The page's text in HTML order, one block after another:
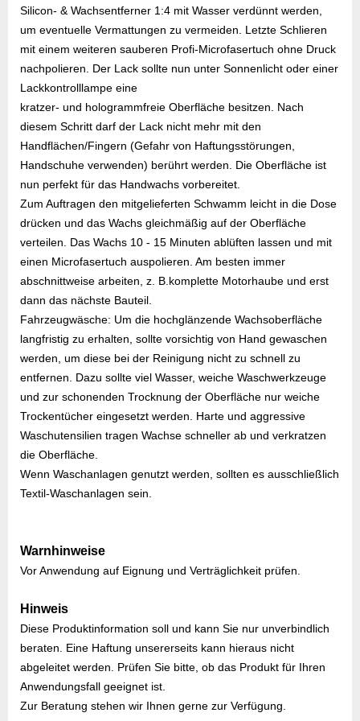
Silicon- & Wachsentferner 1:4 mit Wasser verdünnt werden,
um eventuelle Vermattungen zu vermeiden. Letzte Schlieren
mit einem weiteren sauberen Profi-Microfasertuch ohne Druck
nachpolieren. Der Lack sollte nun unter Sonnenlicht oder einer
Lackkontrolllampe eine
kratzer- und hologrammfreie Oberfläche besitzen. Nach
diesem Schritt darf der Lack nicht mehr mit den
Handflächen/Fingern (Gefahr von Haftungsstörungen,
Handschuhe verwenden) berührt werden. Die Oberfläche ist
nun perfekt für das Handwachs vorbereitet.
Zum Auftragen den mitgelieferten Schwamm leicht in die Dose
drücken und das Wachs gleichmäßig auf der Oberfläche
verteilen. Das Wachs 10 - 15 Minuten ablüften lassen und mit
einen Microfasertuch auspolieren. Am besten immer
abschnittweise arbeiten, z. B.komplette Motorhaube und erst
dann das nächste Bauteil.
Fahrzeugwäsche: Um die hochglänzende Wachsoberfläche
langfristig zu erhalten, sollte vorsichtig von Hand gewaschen
werden, um diese bei der Reinigung nicht zu schnell zu
entfernen. Dazu sollte viel Wasser, weiche Waschwerkzeuge
und zur schonenden Trocknung der Oberfläche nur weiche
Trockentücher eingesetzt werden. Harte und aggressive
Waschutensilien tragen Wachse schneller ab und verkratzen
die Oberfläche.
Wenn Waschanlagen genutzt werden, sollten es ausschließlich
Textil-Waschanlagen sein.
Warnhinweise
Vor Anwendung auf Eignung und Verträglichkeit prüfen.
Hinweis
Diese Produktinformation soll und kann Sie nur unverbindlich
beraten. Eine Haftung unsererseits kann hieraus nicht
abgeleitet werden. Prüfen Sie bitte, ob das Produkt für Ihren
Anwendungsfall geeignet ist.
Zur Beratung stehen wir Ihnen gerne zur Verfügung.